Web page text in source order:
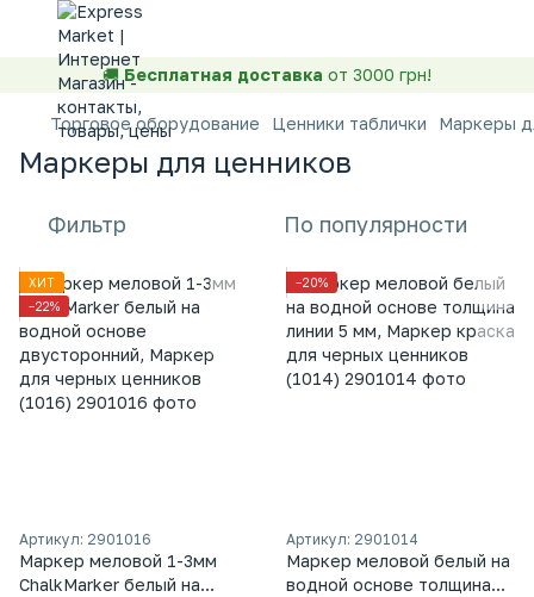
🚚 Бесплатная доставка от 3000 грн!
Торговое оборудование Ценники таблички Маркеры
Маркеры для ценников
Фильтр По популярности
ХИТ
−22%
Артикул: 2901016
Маркер меловой 1-3мм
ChalkMarker белый на
−20%
Артикул: 2901014
Маркер меловой белый на
водной основе толщина